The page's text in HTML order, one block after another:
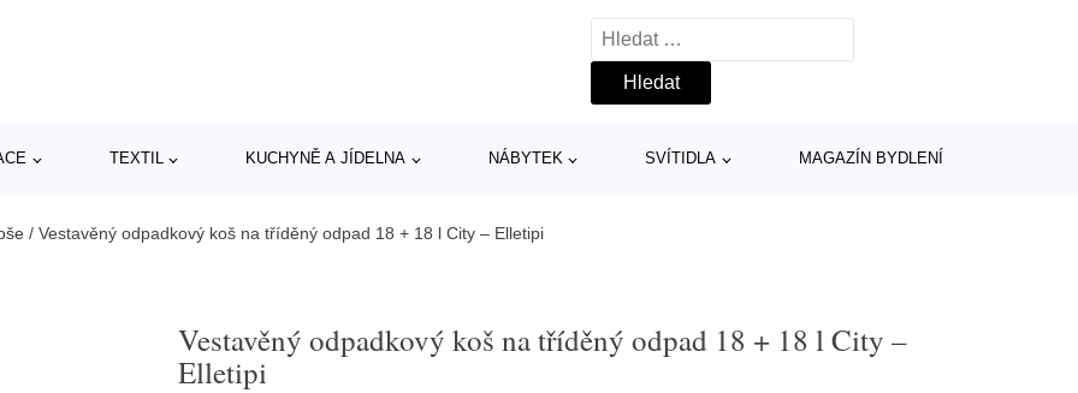
Vyhledávání
TEXTIL KUCHYNĚ A JÍDELNA NÁBYTEK SVÍTIDLA MAGAZÍN BYDLENÍ
/ Vestavěný odpadkový koš na tříděný odpad 18 + 18 l City – Elletipi
Vestavěný odpadkový koš na tříděný odpad 18 + 18 l City –
Elletipi